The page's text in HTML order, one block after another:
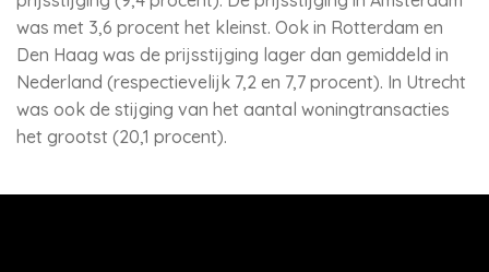
was met 3,6 procent het kleinst. Ook in Rotterdam en
Den Haag was de prijsstijging lager dan gemiddeld in
Nederland (respectievelijk 7,2 en 7,7 procent). In Utrecht
was ook de stijging van het aantal woningtransacties
het grootst (20,1 procent).